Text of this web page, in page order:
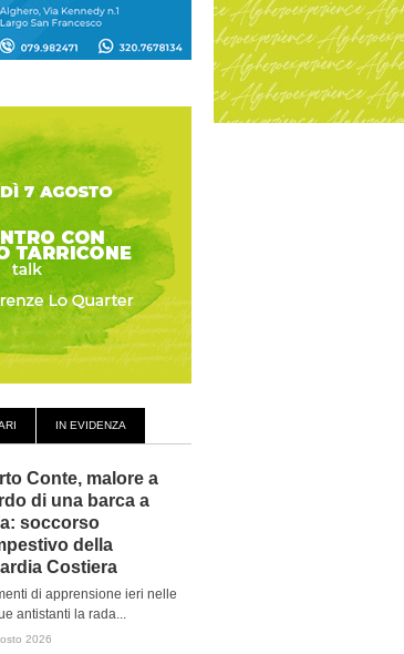
IN EVIDENZA
Conte, malore a
di una barca a
soccorso
della
Costiera
di apprensione ieri nelle
antistanti la rada...
2026